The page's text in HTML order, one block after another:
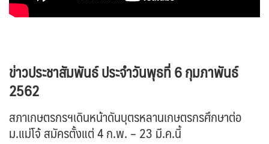
ข่าวประชาสัมพันธ์ ประจำวันพุธที่ 6 กุมภาพันธ์
2562
สภาเกษตรกรฯเดินหน้าดันบุตรหลานเกษตรกรศึกษาต่อ
ม.แม่โจ้ สมัครตั้งแต่ 4 ก.พ. – 23 มี.ค.นี้